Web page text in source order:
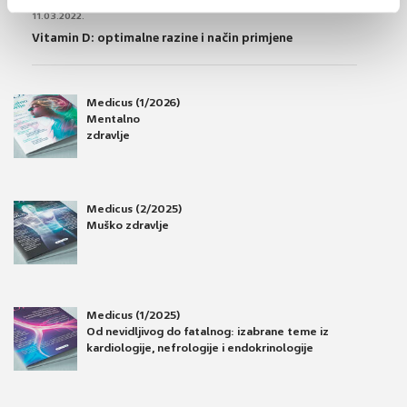
11.03.2022.
Vitamin D: optimalne razine i način primjene
Medicus (1/2026)
Mentalno
zdravlje
Medicus (2/2025)
Muško zdravlje
Medicus (1/2025)
Od nevidljivog do fatalnog: izabrane teme iz
kardiologije, nefrologije i endokrinologije